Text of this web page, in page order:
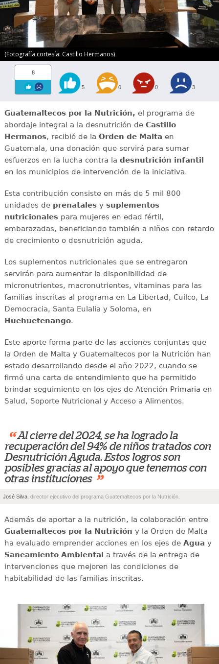
(Fotografía cortesía: Castillo Hermanos)
8
5 0 0 3
Guatemaltecos por la Nutrición, el programa de
abordaje integral a la desnutrición deCastillo
Hermanos, recibió de la Orden de Malta en
Guatemala, una donación que servirá para sumar
esfuerzos en la lucha contra la desnutrición infantil
en los municipios de intervención de la iniciativa.
Esta contribución consiste en más de 5 mil 800
unidades de prenatales y suplementos
nutricionalespara mujeres en edad fértil,
embarazadas, beneficiando también a niños con retardo
de crecimiento o desnutrición aguda.
Los suplementos nutricionales que se entregaron
servirán para aumentar la disponibilidad de
micronutrientes, macronutrientes, vitaminas para las
familias inscritas al programa en La Libertad, Cuilco, La
Democracia, Santa Eulalia y Soloma, en
Huehuetenango.
Este aporte forma parte de las acciones conjuntas que
la Orden de Malta y Guatemaltecos por la Nutrición han
estado desarrollando desde el año 2022, cuando se
firmó una carta de entendimiento que ha permitido
brindar seguimiento en los ejes de Atención Primaria en
Salud, Soporte Nutricional y Acceso a Alimentos.
“ Al cierre del 2024, se ha logrado la
recuperación del 94% de niños tratados con
Desnutrición Aguda. Estos logros son
posibles gracias al apoyo que tenemos con
otras instituciones ”
José Silva , director ejecutivo del programa Guatemaltecos por la Nutrición.
Además de aportar a la nutrición, la colaboración entre
Guatemaltecos por la Nutrición y la Orden de Malta
ha evaluado emprender acciones en los ejes de Agua y
Saneamiento Ambiental a través de la entrega de
intervenciones que mejoren las condiciones de
habitabilidad de las familias inscritas.